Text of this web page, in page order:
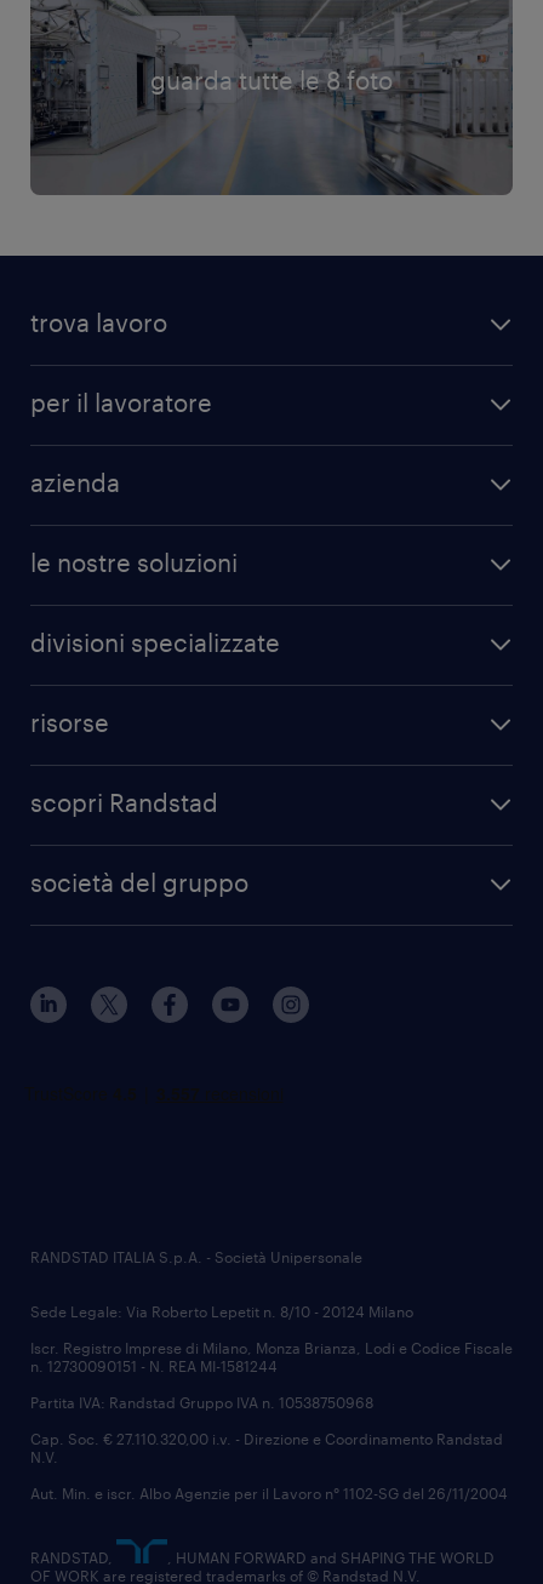
guarda tutte le 8 foto
trova lavoro
per il lavoratore
azienda
le nostre soluzioni
divisioni specializzate
risorse
scopri Randstad
società del gruppo
RANDSTAD ITALIA S.p.A. - Società Unipersonale
Sede Legale: Via Roberto Lepetit n. 8/10 - 20124 Milano
Iscr. Registro Imprese di Milano, Monza Brianza, Lodi e Codice Fiscale
n. 12730090151 - N. REA MI-1581244
Partita IVA: Randstad Gruppo IVA n. 10538750968
Cap. Soc. € 27.110.320,00 i.v. - Direzione e Coordinamento Randstad
N.V.
Aut. Min. e iscr. Albo Agenzie per il Lavoro n° 1102-SG del 26/11/2004
RANDSTAD,
, HUMAN FORWARD and SHAPING THE WORLD
OF WORK are registered trademarks of © Randstad N.V.